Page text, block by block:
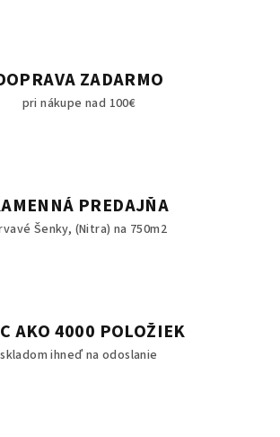
ZADARMO
pri nákupe nad 100€
PREDAJŇA
Šenky, (Nitra) na 750m2
AKO 4000 POLOŽIEK
skladom ihneď na odoslanie